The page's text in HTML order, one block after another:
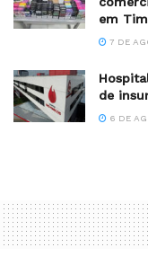
em
7 DE
de
6 DE